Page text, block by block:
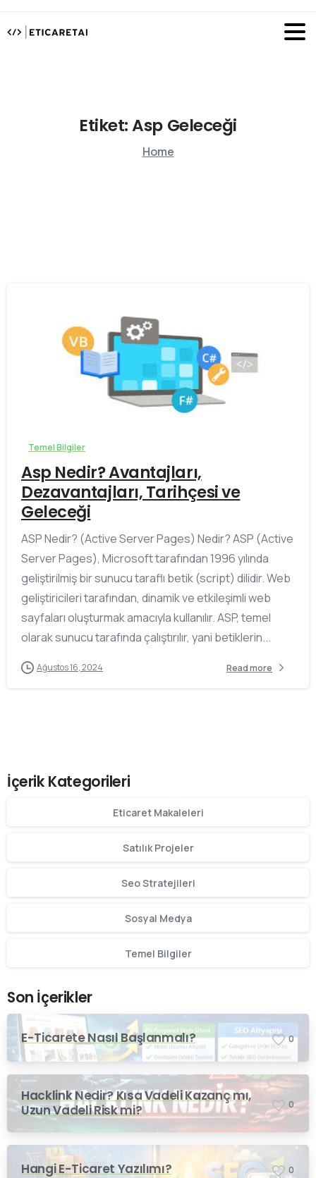
Etiket:Asp Geleceği
Home
Temel Bilgiler
Asp Nedir? Avantajları,
Dezavantajları, Tarihçesi ve
Geleceği
ASP Nedir? (Active Server Pages) Nedir? ASP (Active
Server Pages), Microsoft tarafından 1996 yılında
geliştirilmiş bir sunucu taraflı betik (script) dilidir. Web
geliştiricileri tarafından, dinamik ve etkileşimli web
sayfaları oluşturmak amacıyla kullanılır. ASP, temel
olarak sunucu tarafında çalıştırılır, yani betiklerin...
Ağustos 16, 2024 Read more
İçerik Kategorileri
Eticaret Makaleleri
Satılık Projeler
Seo Stratejileri
Sosyal Medya
Temel Bilgiler
Son İçerikler
E-Ticarete Nasıl Başlanmalı? 0
Hacklink Nedir? Kısa Vadeli Kazanç mı,
Uzun Vadeli Risk mi?
0
Hangi E-Ticaret Yazılımı? 0